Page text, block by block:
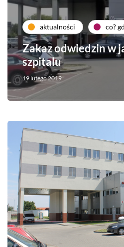
aktualności co?
Zakaz odwiedzin w
szpitalu
19 lutego 2019